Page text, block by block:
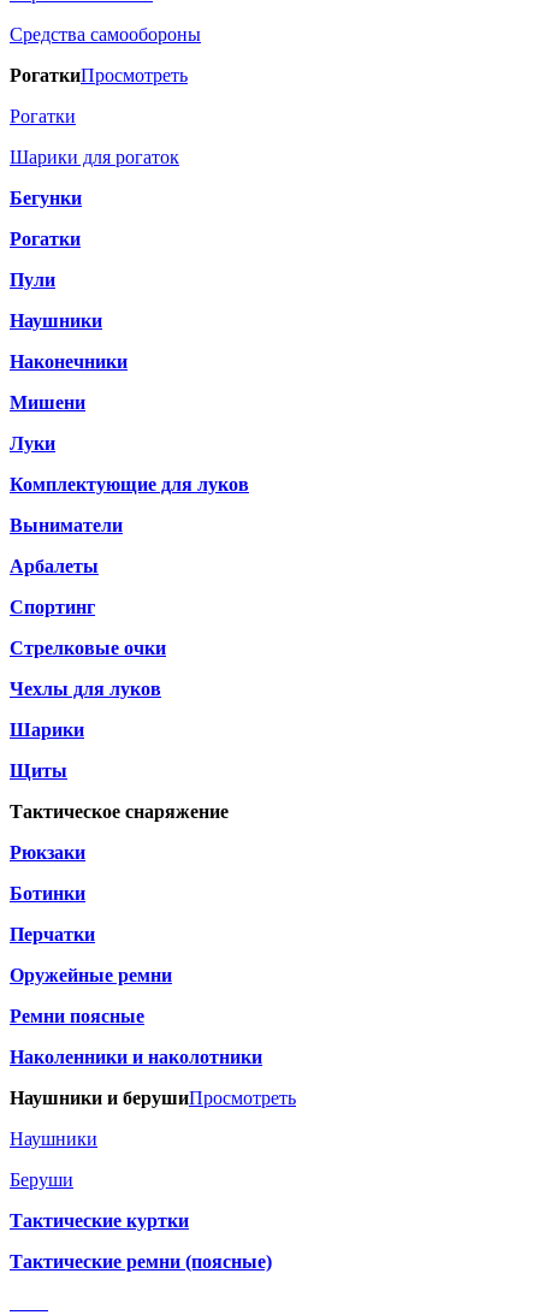
Средства самообороны
РогаткиПросмотреть
Рогатки
Шарики для рогаток
Бегунки
Рогатки
Пули
Наушники
Наконечники
Мишени
Луки
Комплектующие для луков
Выниматели
Арбалеты
Спортинг
Стрелковые очки
Чехлы для луков
Шарики
Щиты
Тактическое снаряжение
Рюкзаки
Ботинки
Перчатки
Оружейные ремни
Ремни поясные
Наколенники и наколотники
Наушники и берушиПросмотреть
Наушники
Беруши
Тактические куртки
Тактические ремни (поясные)